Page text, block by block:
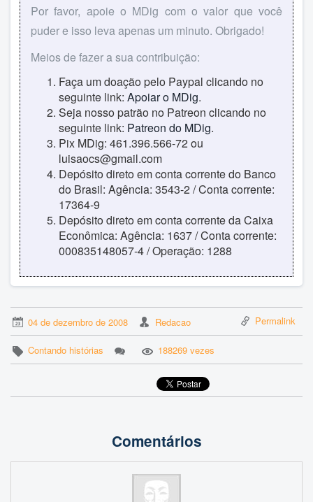
Por favor, apoie o MDig com o valor que você
puder e isso leva apenas um minuto. Obrigado!
Meios de fazer a sua contribuição:
Faça um doação pelo Paypal clicando no
seguinte link: Apoiar o MDig.
Seja nosso patrão no Patreon clicando no
seguinte link: Patreon do MDig.
Pix MDig: 461.396.566-72 ou
luisaocs@gmail.com
Depósito direto em conta corrente do Banco
do Brasil: Agência: 3543-2 / Conta corrente:
17364-9
Depósito direto em conta corrente da Caixa
Econômica: Agência: 1637 / Conta corrente:
000835148057-4 / Operação: 1288
04 de dezembro de 2008 Redacao Permalink
Contando histórias 188269 vezes
Comentários